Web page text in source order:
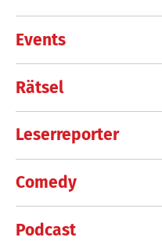
Events
Rätsel
Leserreporter
Comedy
Podcast